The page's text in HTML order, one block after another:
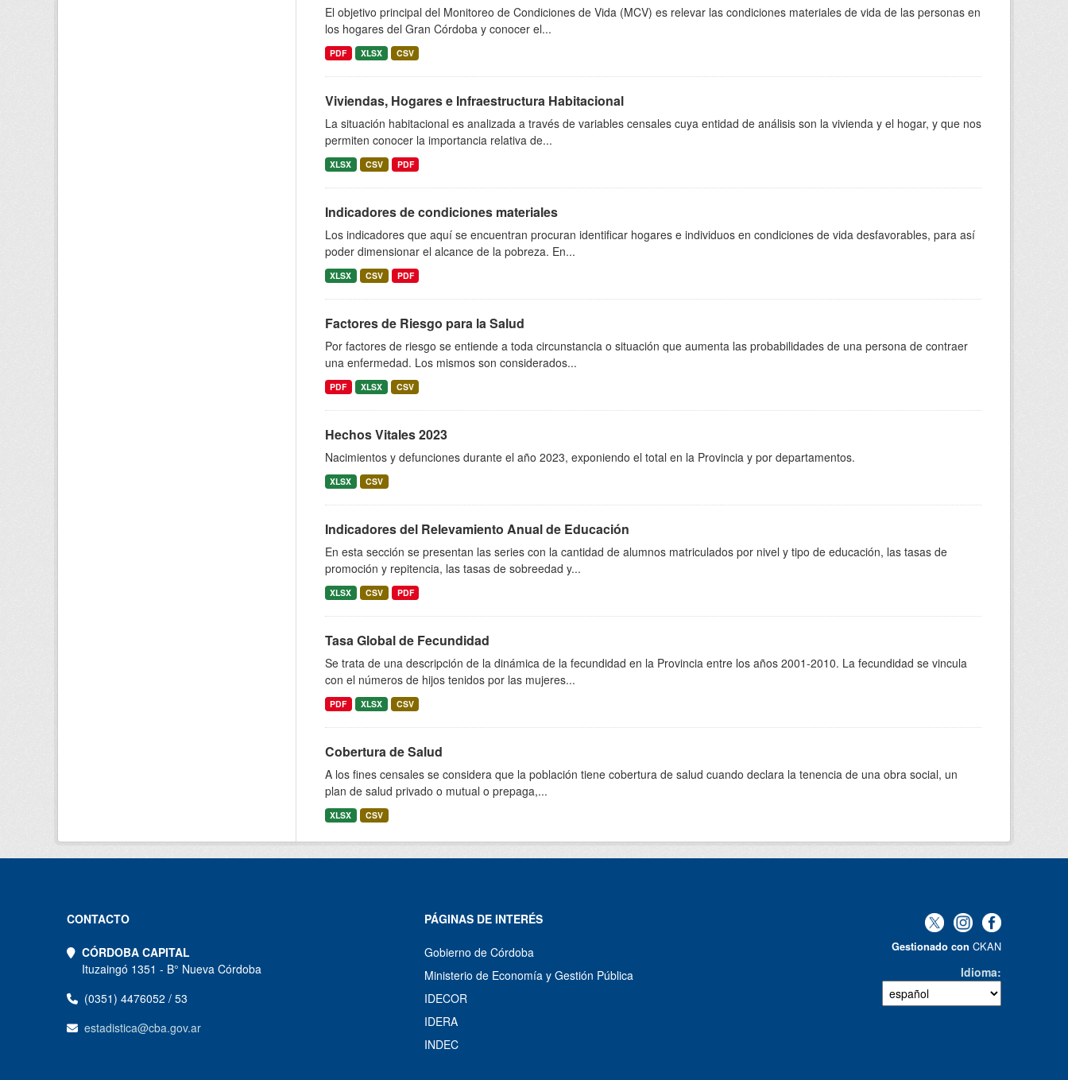
El objetivo principal del Monitoreo de Condiciones de Vida (MCV) es relevar las condiciones materiales de vida de las personas en
los hogares del Gran Córdoba y conocer el...
PDF XLSX CSV
Viviendas, Hogares e Infraestructura Habitacional
La situación habitacional es analizada a través de variables censales cuya entidad de análisis son la vivienda y el hogar, y que nos
permiten conocer la importancia relativa de...
XLSX CSV PDF
Indicadores de condiciones materiales
Los indicadores que aquí se encuentran procuran identificar hogares e individuos en condiciones de vida desfavorables, para así
poder dimensionar el alcance de la pobreza. En...
XLSX CSV PDF
Factores de Riesgo para la Salud
Por factores de riesgo se entiende a toda circunstancia o situación que aumenta las probabilidades de una persona de contraer
una enfermedad. Los mismos son considerados...
PDF XLSX CSV
Hechos Vitales 2023
Nacimientos y defunciones durante el año 2023, exponiendo el total en la Provincia y por departamentos.
XLSX CSV
Indicadores del Relevamiento Anual de Educación
En esta sección se presentan las series con la cantidad de alumnos matriculados por nivel y tipo de educación, las tasas de
promoción y repitencia, las tasas de sobreedad y...
XLSX CSV PDF
Tasa Global de Fecundidad
Se trata de una descripción de la dinámica de la fecundidad en la Provincia entre los años 2001-2010. La fecundidad se vincula
con el números de hijos tenidos por las mujeres...
PDF XLSX CSV
Cobertura de Salud
A los fines censales se considera que la población tiene cobertura de salud cuando declara la tenencia de una obra social, un
plan de salud privado o mutual o prepaga,...
XLSX CSV
CONTACTO
CÓRDOBA CAPITAL
Ituzaingó 1351 - B° Nueva Córdoba
(0351) 4476052 / 53
estadistica@cba.gov.ar
PÁGINAS DE INTERÉS
Gobierno de Córdoba
Ministerio de Economía y Gestión Pública
IDECOR
IDERA
INDEC
Gestionado con CKAN
Idioma